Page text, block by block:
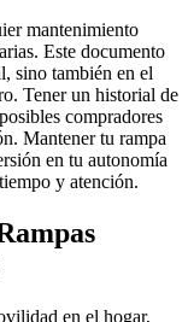
mantenimiento
Este documento
sino también en el
Tener un historial de
compradores
Mantener tu rampa
en tu autonomía
y atención.
en el hogar,